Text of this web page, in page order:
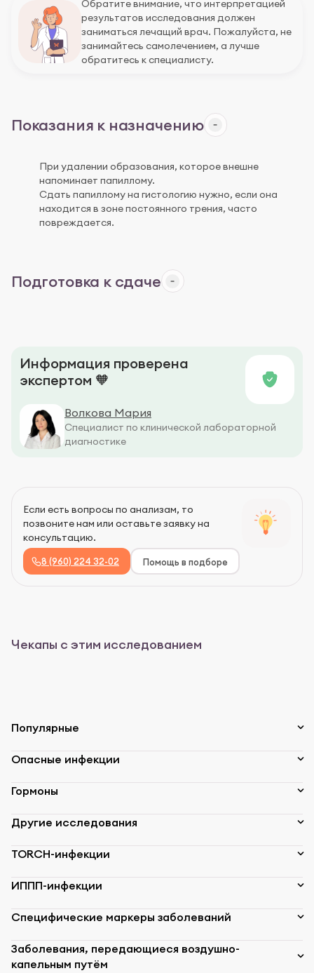
Обратите внимание, что интерпретацией
результатов исследования должен
заниматься лечащий врач. Пожалуйста, не
занимайтесь самолечением, а лучше
обратитесь к специалисту.
Показания к назначению
При удалении образования, которое внешне
напоминает папиллому.
Сдать папиллому на гистологию нужно, если она
находится в зоне постоянного трения, часто
повреждается.
Подготовка к сдаче
Информация проверена
экспертом 🧡
Волкова Мария
Специалист по клинической лабораторной
диагностике
Если есть вопросы по анализам, то
позвоните нам или оставьте заявку на
консультацию.
8 (960) 224 32-02 Помощь в подборе
Чекапы с этим исследованием
Популярные
Опасные инфекции
Гормоны
Другие исследования
TORCH-инфекции
ИППП-инфекции
Специфические маркеры заболеваний
Заболевания, передающиеся воздушно-
капельным путём